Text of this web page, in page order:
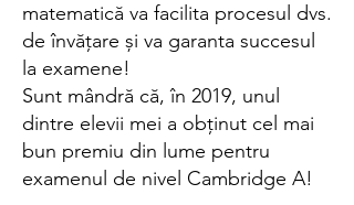
matematică va facilita procesul dvs.
de învățare și va garanta succesul
la examene!
Sunt mândră că, în 2019, unul
dintre elevii mei a obținut cel mai
bun premiu din lume pentru
examenul de nivel Cambridge A!